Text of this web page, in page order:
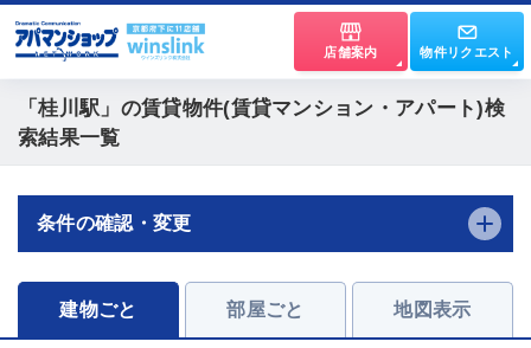
店舗案内 物件リクエスト
「桂川駅」 の賃貸物件(賃貸マンション・アパート)検
索結果一覧
条件の確認・変更
建物ごと 部屋ごと 地図表示